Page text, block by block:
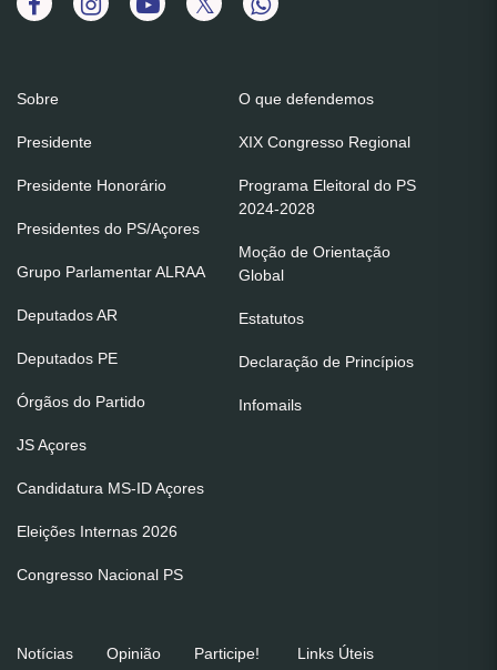
Sobre
Presidente
Presidente Honorário
Presidentes do PS/Açores
Grupo Parlamentar ALRAA
Deputados AR
Deputados PE
Órgãos do Partido
JS Açores
Candidatura MS-ID Açores
Eleições Internas 2026
Congresso Nacional PS
O que defendemos
XIX Congresso Regional
Programa Eleitoral do PS
2024-2028
Moção de Orientação
Global
Estatutos
Declaração de Princípios
Infomails
Notícias Opinião Participe! Links Úteis